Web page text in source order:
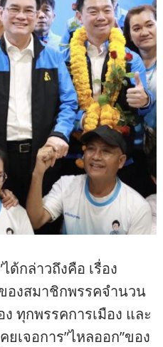
ด้กล่าวถึงคือ เรื่อง
องสมาชิกพรรคจำนวน
ง ทุกพรรคการเมือง และ
เจอการ”ไหลออก”ของ